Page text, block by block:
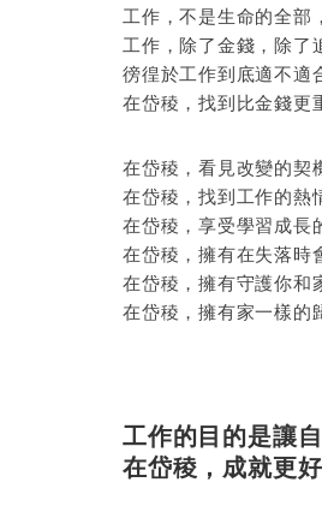
工作，不是生命的全部
工作，除了金錢，除了
徬徨於工作到底適不適
在岱稜，找到比金錢更
在岱稜，看見改變的契
在岱稜，找到工作的熱
在岱稜，享受學習成長
在岱稜，擁有在失落時
在岱稜，擁有守護你和
在岱稜，擁有家一樣的
工作的目的是讓
在岱稜，成就更